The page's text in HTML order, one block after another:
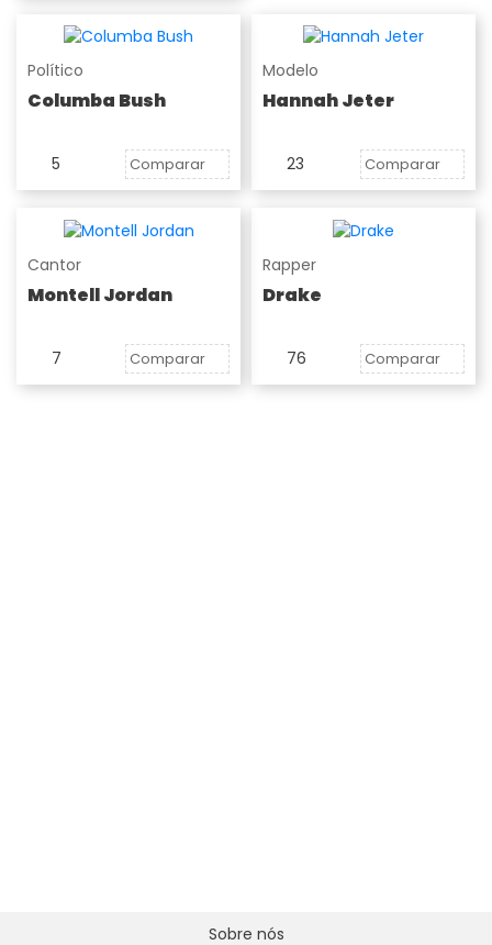
Político
Columba Bush
5 Comparar
Modelo
Hannah Jeter
23 Comparar
Cantor
Montell Jordan
7 Comparar
Rapper
Drake
76 Comparar
Sobre nós